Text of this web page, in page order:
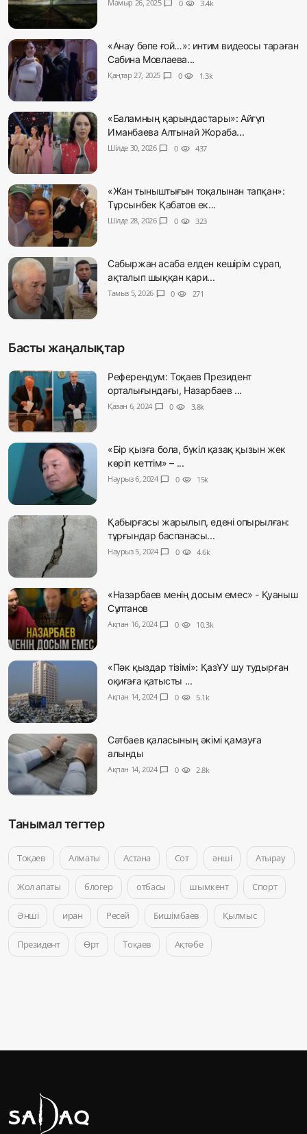
Мамыр 26, 2025 chat_bubble 0 visibility 3.4k
«Анау бөпе ғой…»: интим видеосы тараған
Сабина Мовлаева...
Қаңтар 27, 2025 chat_bubble 0 visibility 1.3k
«Баламның қарындастары»: Айгүл
Иманбаева Алтынай Жораба...
Шілде 30, 2026 chat_bubble 0 visibility 437
«Жан тыныштығын тоқалынан тапқан»:
Тұрсынбек Қабатов ек...
Шілде 28, 2026 chat_bubble 0 visibility 323
Сабыржан асаба елден кешірім сұрап,
ақталып шыққан қари...
Тамыз 5, 2026 chat_bubble 0 visibility 271
Басты жаңалықтар
Референдум: Тоқаев Президент
орталығындағы, Назарбаев ...
Қазан 6, 2024 chat_bubble 0 visibility 3.8k
«Бір қызға бола, бүкіл қазақ қызын жек
көріп кеттім» – ...
Наурыз 6, 2024 chat_bubble 0 visibility 15k
Қабырғасы жарылып, едені опырылған:
тұрғындар баспанасы...
Наурыз 5, 2024 chat_bubble 0 visibility 4.6k
«Назарбаев менің досым емес» - Қуаныш
Сұлтанов
Ақпан 16, 2024 chat_bubble 0 visibility 10.3k
«Пәк қыздар тізімі»: ҚазҰУ шу тудырған
оқиғаға қатысты ...
Ақпан 14, 2024 chat_bubble 0 visibility 5.1k
Сәтбаев қаласының әкімі қамауға
алынды
Ақпан 14, 2024 chat_bubble 0 visibility 2.8k
Танымал тегтер
Тоқаев Алматы Астана Сот әнші Атырау
Жол апаты блогер отбасы шымкент Спорт
Әнші иран Ресей Бишімбаев Қылмыс
Президент Өрт Тоқаев Ақтөбе